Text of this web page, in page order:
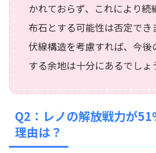
かれておらず、これにより続
布石とする可能性は否定でき
伏線構造を考慮すれば、今後
する余地は十分にあるでしょ
Q2：レノの解放戦力が
理由は？